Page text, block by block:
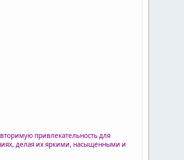
привлекательность для
делая их яркими, насыщенными и